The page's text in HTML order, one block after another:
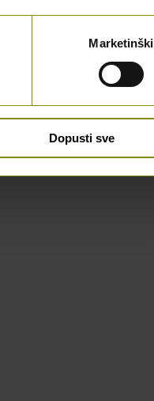
Marketinški
Dopusti sve